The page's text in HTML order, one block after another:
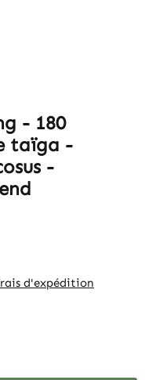
- 180
taïga -
-
d'expédition
5 Sternen